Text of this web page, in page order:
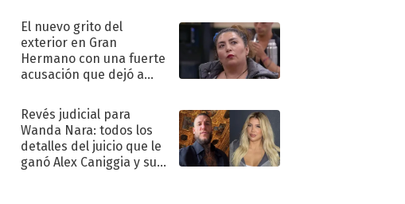
El nuevo grito del
exterior en Gran
Hermano con una fuerte
acusación que dejó a
"Traidora"
Revés judicial para
Wanda Nara: todos los
detalles del juicio que le
ganó Alex Caniggia y sus